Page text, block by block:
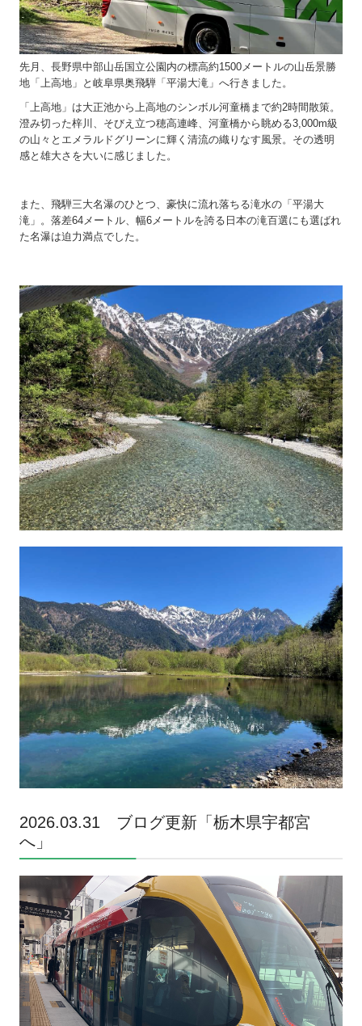
先月、長野県中部山岳国立公園内の標高約1500メートルの山岳景勝
地「上高地」と岐阜県奥飛騨「平湯大滝」へ行きました。
「上高地」は大正池から上高地のシンボル河童橋まで約2時間散策。
澄み切った梓川、そびえ立つ穂高連峰、河童橋から眺める3,000m級
の山々とエメラルドグリーンに輝く清流の織りなす風景。その透明
感と雄大さを大いに感じました。
また、飛騨三大名瀑のひとつ、豪快に流れ落ちる滝水の「平湯大
滝」。落差64メートル、幅6メートルを誇る日本の滝百選にも選ばれ
た名瀑は迫力満点でした。
2026.03.31 ブログ更新「栃木県宇都宮
へ 」